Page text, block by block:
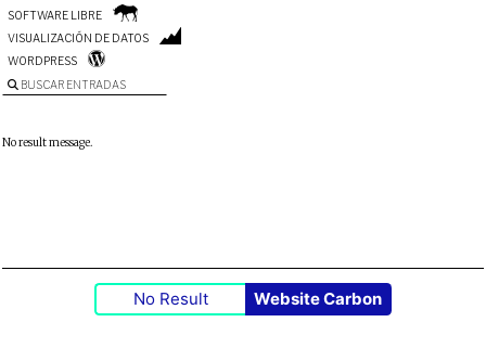
SOFTWARE LIBRE
VISUALIZACIÓN DE DATOS
WORDPRESS
BUSCAR ENTRADAS
No result message.
No Result Website Carbon